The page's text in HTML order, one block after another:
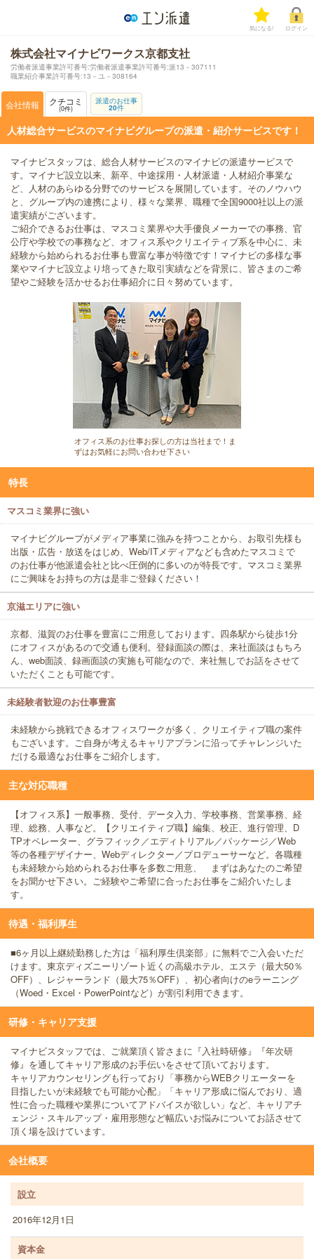
気になる! ログイン
株式会社マイナビワークス京都支社
労働者派遣事業許可番号:労働者派遣事業許可番号:派13－307111
職業紹介事業許可番号:13－ユ－308164
会社情報 クチコミ
0件
派遣のお仕事
20件
人材総合サービスのマイナビグループの派遣・紹介サービスです！
マイナビスタッフは、総合人材サービスのマイナビの派遣サービスで
す。マイナビ設立以来、新卒、中途採用・人材派遣・人材紹介事業な
ど、人材のあらゆる分野でのサービスを展開しています。そのノウハウ
と、グループ内の連携により、様々な業界、職種で全国9000社以上の派
遣実績がございます。
ご紹介できるお仕事は、マスコミ業界や大手優良メーカーでの事務、官
公庁や学校での事務など、オフィス系やクリエイティブ系を中心に、未
経験から始められるお仕事も豊富な事が特徴です！マイナビの多様な事
業やマイナビ設立より培ってきた取引実績などを背景に、皆さまのご希
望やご経験を活かせるお仕事紹介に日々努めています。
オフィス系のお仕事お探しの方は当社まで！ま
ずはお気軽にお問い合わせ下さい
特長
マスコミ業界に強い
マイナビグループがメディア事業に強みを持つことから、お取引先様も
出版・広告・放送をはじめ、Web/ITメディアなども含めたマスコミで
のお仕事が他派遣会社と比べ圧倒的に多いのが特長です。マスコミ業界
にご興味をお持ちの方は是非ご登録ください！
京滋エリアに強い
京都、滋賀のお仕事を豊富にご用意しております。四条駅から徒歩1分
にオフィスがあるので交通も便利。登録面談の際は、来社面談はもちろ
ん、web面談、録画面談の実施も可能なので、来社無しでお話をさせて
いただくことも可能です。
未経験者歓迎のお仕事豊富
未経験から挑戦できるオフィスワークが多く、クリエイティブ職の案件
もございます。ご自身が考えるキャリアプランに沿ってチャレンジいた
だける最適なお仕事をご紹介します。
主な対応職種
【オフィス系】一般事務、受付、データ入力、学校事務、営業事務、経
理、総務、人事など。【クリエイティブ職】編集、校正、進行管理、D
TPオペレーター、グラフィック／エディトリアル／パッケージ／Web
等の各種デザイナー、Webディレクター／プロデューサーなど。各職種
も未経験から始められるお仕事を多数ご用意、 まずはあなたのご希望
をお聞かせ下さい。ご経験やご希望に合ったお仕事をご紹介いたしま
す。
待遇・福利厚生
■6ヶ月以上継続勤務した方は「福利厚生倶楽部」に無料でご入会いただ
けます。東京ディズニーリゾート近くの高級ホテル、エステ（最大50％
OFF）、レジャーランド（最大75％OFF）、初心者向けのeラーニング
（Woed・Excel・PowerPointなど）が割引利用できます。
研修・キャリア支援
マイナビスタッフでは、ご就業頂く皆さまに『入社時研修』『年次研
修』を通してキャリア形成のお手伝いをさせて頂いております。
キャリアカウンセリングも行っており「事務からWEBクリエーターを
目指したいが未経験でも可能か心配」「キャリア形成に悩んでおり、適
性に合った職種や業界についてアドバイスが欲しい」など、キャリアチ
ェンジ・スキルアップ・雇用形態など幅広いお悩みについてお話させて
頂く場を設けています。
会社概要
設立
2016年12月1日
資本金